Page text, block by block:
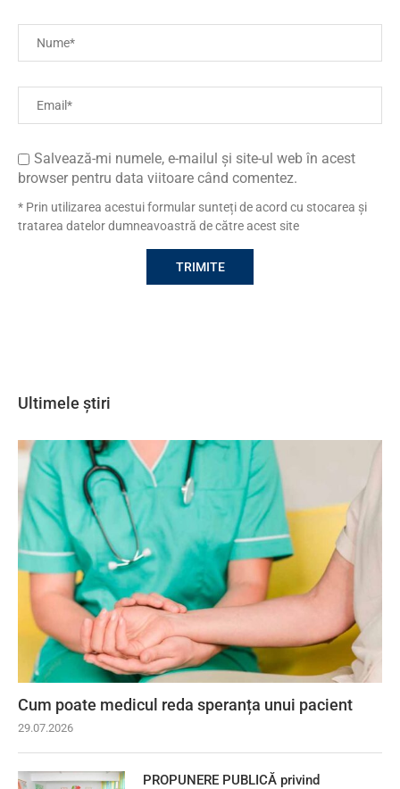
Salvează-mi numele, e-mailul și site-ul web în acest
browser pentru data viitoare când comentez.
* Prin utilizarea acestui formular sunteți de acord cu stocarea și
tratarea datelor dumneavoastră de către acest site
Ultimele știri
Cum poate medicul reda speranța unui pacient
29.07.2026
PROPUNERE PUBLICĂ privind